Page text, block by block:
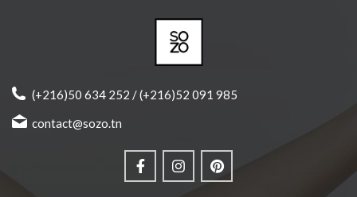
♥ Bracelet réglable pour toute les
(+216)50 634 252 / (+216)52 091 985
contact@sozo.tn